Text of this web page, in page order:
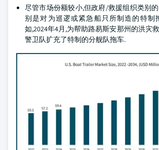
尽管市场份额较小,但政府/救援组织类别
别是对为巡逻或紧急船只所制造的特制
如,2024年4月,为帮助路易斯安那州的洪灾
警卫队扩充了特制的分舰队拖车.